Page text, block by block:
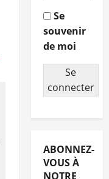
Se
souvenir
de moi
Se
connecter
ABONNEZ-
VOUS À
NOTRE